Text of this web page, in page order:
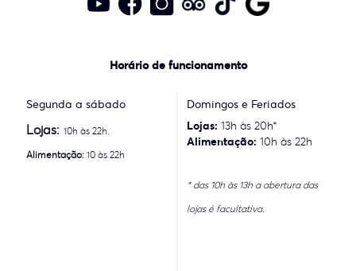
Horário de funcionamento
Segunda a sábado
Lojas:10h às 22h.
Alimentação: 10 às 22h
Domingos e Feriados
Lojas: 13h às 20h*
Alimentação: 10h às 22h
* das 10h às 13h a abertura das
lojas é facultativa.